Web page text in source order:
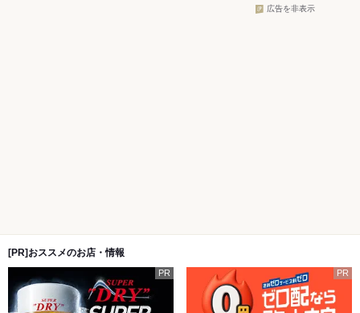
広告を非表示
[PR]おススメのお店・情報
PR PR